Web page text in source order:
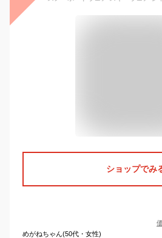
ショップでみ
めがねちゃん(50代・女性)